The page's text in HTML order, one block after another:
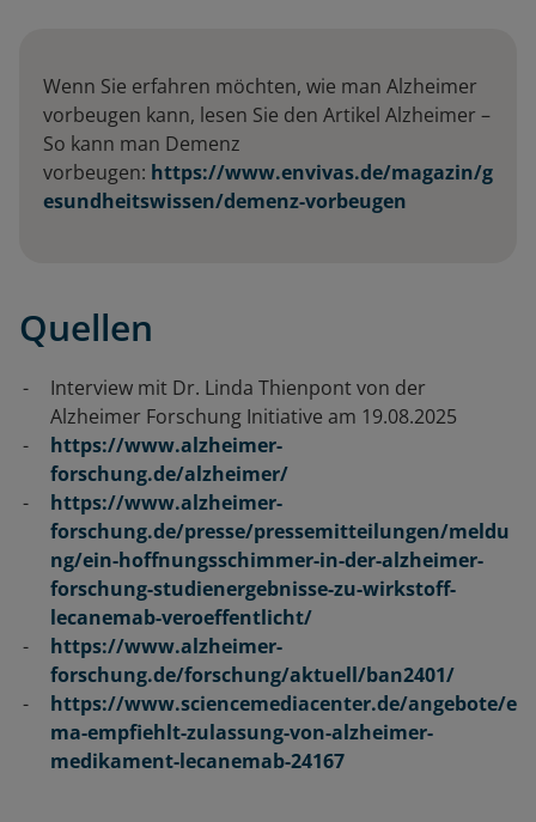
Wenn Sie erfahren möchten, wie man Alzheimer
vorbeugen kann, lesen Sie den Artikel Alzheimer –
So kann man Demenz
vorbeugen: https://www.envivas.de/magazin/g
esundheitswissen/demenz-vorbeugen
Quellen
Interview mit Dr. Linda Thienpont von der
Alzheimer Forschung Initiative am 19.08.2025
https://www.alzheimer-
forschung.de/alzheimer/
https://www.alzheimer-
forschung.de/presse/pressemitteilungen/meldu
ng/ein-hoffnungsschimmer-in-der-alzheimer-
forschung-studienergebnisse-zu-wirkstoff-
lecanemab-veroeffentlicht/
https://www.alzheimer-
forschung.de/forschung/aktuell/ban2401/
https://www.sciencemediacenter.de/angebote/e
ma-empfiehlt-zulassung-von-alzheimer-
medikament-lecanemab-24167